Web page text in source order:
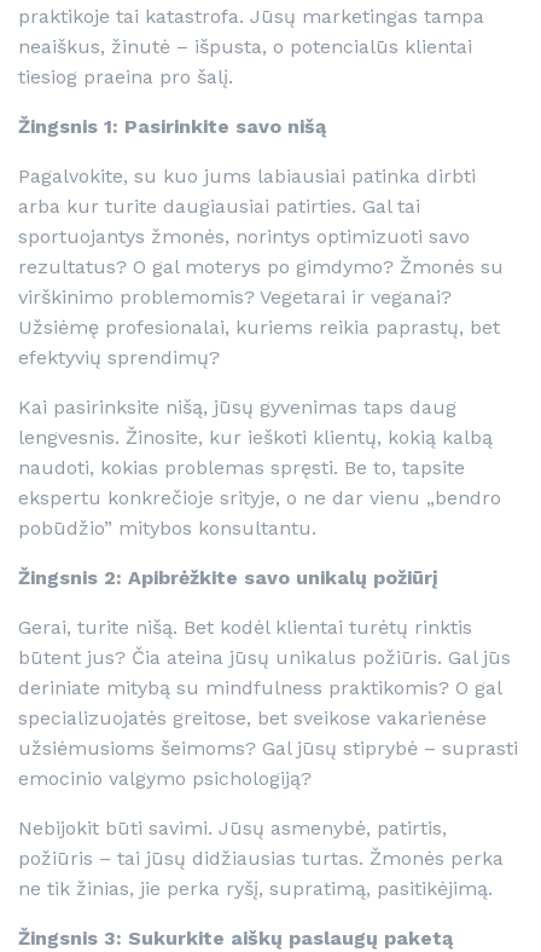
praktikoje tai katastrofa. Jūsų marketingas tampa
neaiškus, žinutė – išpusta, o potencialūs klientai
tiesiog praeina pro šalį.
Žingsnis 1: Pasirinkite savo nišą
Pagalvokite, su kuo jums labiausiai patinka dirbti
arba kur turite daugiausiai patirties. Gal tai
sportuojantys žmonės, norintys optimizuoti savo
rezultatus? O gal moterys po gimdymo? Žmonės su
virškinimo problemomis? Vegetarai ir veganai?
Užsiėmę profesionalai, kuriems reikia paprastų, bet
efektyvių sprendimų?
Kai pasirinksite nišą, jūsų gyvenimas taps daug
lengvesnis. Žinosite, kur ieškoti klientų, kokią kalbą
naudoti, kokias problemas spręsti. Be to, tapsite
ekspertu konkrečioje srityje, o ne dar vienu „bendro
pobūdžio” mitybos konsultantu.
Žingsnis 2: Apibrėžkite savo unikalų požiūrį
Gerai, turite nišą. Bet kodėl klientai turėtų rinktis
būtent jus? Čia ateina jūsų unikalus požiūris. Gal jūs
deriniate mitybą su mindfulness praktikomis? O gal
specializuojatės greitose, bet sveikose vakarienėse
užsiėmusioms šeimoms? Gal jūsų stiprybė – suprasti
emocinio valgymo psichologiją?
Nebijokit būti savimi. Jūsų asmenybė, patirtis,
požiūris – tai jūsų didžiausias turtas. Žmonės perka
ne tik žinias, jie perka ryšį, supratimą, pasitikėjimą.
Žingsnis 3: Sukurkite aiškų paslaugų paketą